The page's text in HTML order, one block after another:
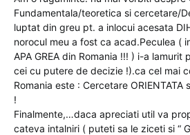
Fundamentala/teoretica si cercetare/
luptat din greu pt. a inlocui acesata
norocul meu a fost ca acad.Peculea (
APA GREA din Romania !!! ) i-a lamurit
cei cu putere de decizie !).ca cel mai
Romania este : Cercetare ORIENTATA
!
Finalmente,…daca apreciati util va
cateva intalniri ( puteti sa le ziceti si “